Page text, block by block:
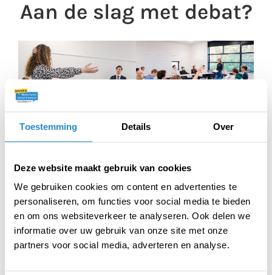
Toestemming Details Over
Deze website maakt gebruik van cookies
We gebruiken cookies om content en advertenties te
personaliseren, om functies voor social media te bieden
en om ons websiteverkeer te analyseren. Ook delen we
informatie over uw gebruik van onze site met onze
partners voor social media, adverteren en analyse.
Aan de slag met debat?
LEERLINGEN/STUDENTEN
Debattraining
debatteren? Wij bieden
maat! Bekijk ons
aanbod.
WIJ HELPEN JE OP WEG
Start met debat
Waarom debatteren
alles over en begin met
debatteren door
middel van onze drie
tips!
TERUG NAAR HET OVERZICHT